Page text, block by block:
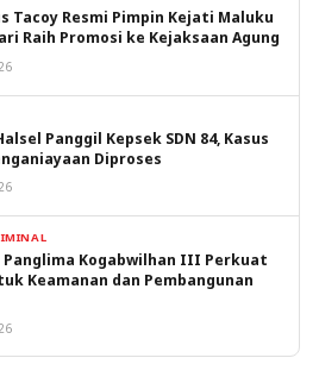
Tacoy Resmi Pimpin Kejati Maluku
Raih Promosi ke Kejaksaan Agung
Panggil Kepsek SDN 84, Kasus
Diproses
Panglima Kogabwilhan III Perkuat
Keamanan dan Pembangunan